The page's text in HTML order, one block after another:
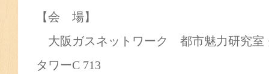
【会 場】
大阪ガスネットワーク 都市魅力研究室
タワーC 713